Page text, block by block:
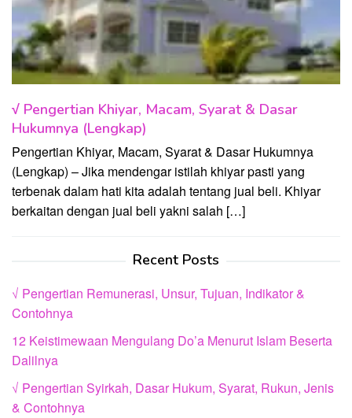
√ Pengertian Khiyar, Macam, Syarat & Dasar
Hukumnya (Lengkap)
Pengertian Khiyar, Macam, Syarat & Dasar Hukumnya
(Lengkap) – Jika mendengar istilah khiyar pasti yang
terbenak dalam hati kita adalah tentang jual beli. Khiyar
berkaitan dengan jual beli yakni salah […]
Recent Posts
√ Pengertian Remunerasi, Unsur, Tujuan, Indikator &
Contohnya
12 Keistimewaan Mengulang Do’a Menurut Islam Beserta
Dalilnya
√ Pengertian Syirkah, Dasar Hukum, Syarat, Rukun, Jenis
& Contohnya